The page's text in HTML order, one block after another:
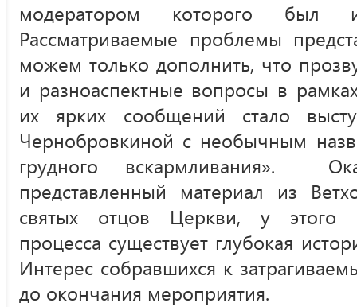
модератором которого был
Рассматриваемые проблемы
можем только дополнить, что
и разноаспектные вопросы в
их ярких сообщений стало
Чернобровкиной с необычным
грудного вскармливания».
представленный материал из
святых отцов Церкви, у этого
процесса существует глубокая
Интерес собравшихся к
до окончания мероприятия.